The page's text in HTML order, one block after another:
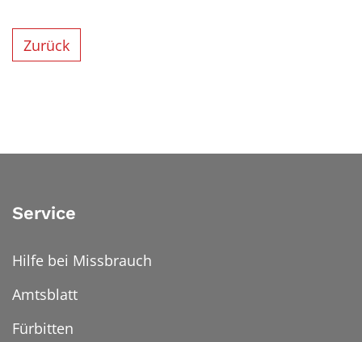
Zurück
Service
Hilfe bei Missbrauch
Amtsblatt
Fürbitten